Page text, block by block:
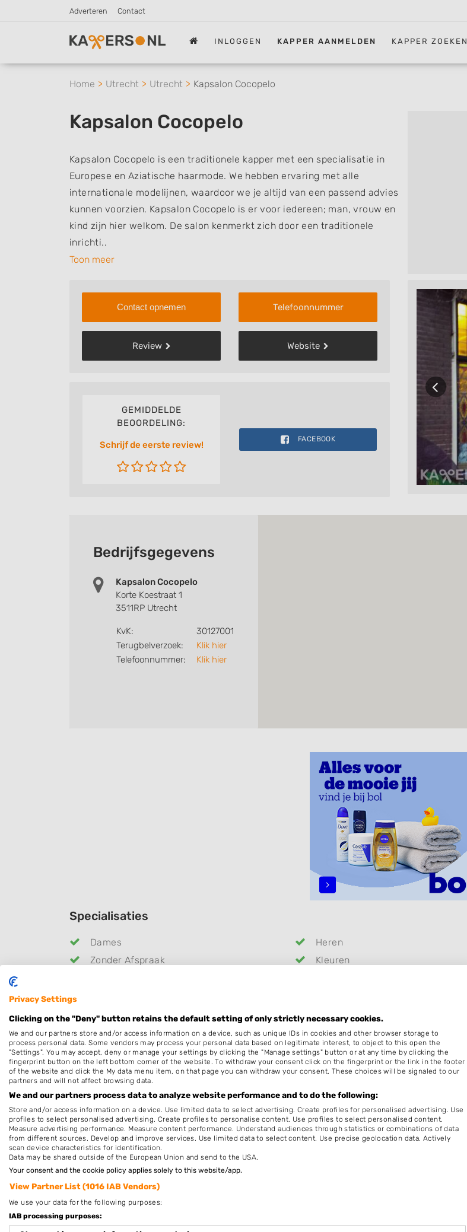
Adverteren Contact
INLOGGEN KAPPER AANMELDEN KAPPER ZOEKEN
Home Utrecht Utrecht Kapsalon Cocopelo
Kapsalon Cocopelo
Kapsalon Cocopelo is een traditionele kapper met een specialisatie in
Europese en Aziatische haarmode. We hebben ervaring met alle
internationale modelijnen, waardoor we je altijd van een passend advies
kunnen voorzien. Kapsalon Cocopelo is er voor iedereen; man, vrouw en
kind zijn hier welkom. De salon kenmerkt zich door een traditionele
inrichti..
Toon meer
Contact opnemen
Review
Telefoonnummer
Website
GEMIDDELDE
BEOORDELING:
Schrijf de eerste review!
FACEBOOK
Bedrijfsgegevens
Kapsalon Cocopelo
Korte Koestraat 1
3511RP Utrecht
KvK:
30127001
Terugbelverzoek:
Klik hier
Telefoonnummer:
Klik hier
Specialisaties
Dames Heren
Zonder Afspraak
Kleuren
Hairextensions
Schoonheidssalon
Openingstijden
Maandag 9:30 -18:00
Dinsdag
Woensdag
9:30 -18:00
Donderdag
9:30 -18:00
Vrijdag
9:30 -18:00
Zaterdag
9:30 -17:00
Zondag
Deze openingstijden zijn indicatief en kunnen,
bijvoorbeeld wegens omstandigheden, afwijken. Neem
Privacy Settings
Clicking on the "Deny" button retains the default setting of only strictly necessary cookies.
We and our partners store and/or access information on a device, such as unique IDs in cookies and other browser storage to
process personal data. Some vendors may process your personal data based on legitimate interest, to object to this open the
"Settings". You may accept, deny or manage your settings by clicking the "Manage settings" button or at any time by clicking the
fingerprint button on the left bottom corner of the website. To withdraw your consent click on the fingerprint or the link in the footer
of the website and click the My data menu item, on that page you can withdraw your consent. These choices will be signaled to our
partners and will not affect browsing data.
We and our partners process data to analyze website performance and to do the following:
Store and/or access information on a device. Use limited data to select advertising. Create profiles for personalised advertising. Use
profiles to select personalised advertising. Create profiles to personalise content. Use profiles to select personalised content.
Measure advertising performance. Measure content performance. Understand audiences through statistics or combinations of data
from different sources. Develop and improve services. Use limited data to select content. Use precise geolocation data. Actively
scan device characteristics for identification.
Data may be shared outside of the European Union and send to the USA.
Your consent and the cookie policy applies solely to this website/app.
View Partner List (1016 IAB Vendors)
We use your data for the following purposes:
IAB processing purposes: